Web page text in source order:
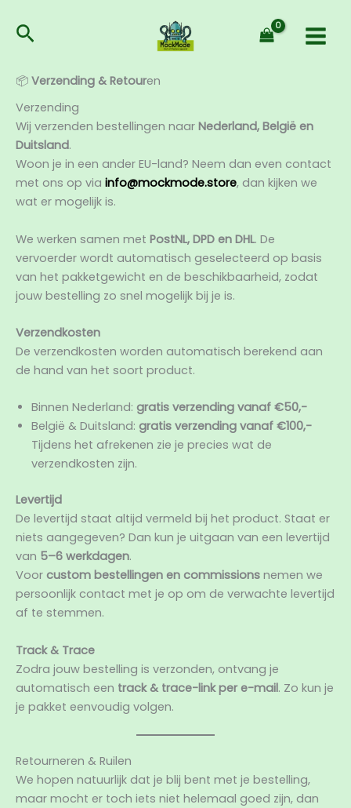
naarZoeken
📦 Verzending & Retouren
Verzending
Wij verzenden bestellingen naar Nederland, België en
Duitsland.
Woon je in een ander EU-land? Neem dan even contact
met ons op via info@mockmode.store, dan kijken we
wat er mogelijk is.
We werken samen met PostNL, DPD en DHL. De
vervoerder wordt automatisch geselecteerd op basis
van het pakketgewicht en de beschikbaarheid, zodat
jouw bestelling zo snel mogelijk bij je is.
Verzendkosten
De verzendkosten worden automatisch berekend aan
de hand van het soort product.
Binnen Nederland: gratis verzending vanaf €50,-
België & Duitsland: gratis verzending vanaf €100,-
Tijdens het afrekenen zie je precies wat de
verzendkosten zijn.
Levertijd
De levertijd staat altijd vermeld bij het product. Staat er
niets aangegeven? Dan kun je uitgaan van een levertijd
van 5–6 werkdagen.
Voor custom bestellingen en commissions nemen we
persoonlijk contact met je op om de verwachte levertijd
af te stemmen.
Track & Trace
Zodra jouw bestelling is verzonden, ontvang je
automatisch een track & trace-link per e-mail. Zo kun je
je pakket eenvoudig volgen.
Retourneren & Ruilen
We hopen natuurlijk dat je blij bent met je bestelling,
maar mocht er toch iets niet helemaal goed zijn, dan